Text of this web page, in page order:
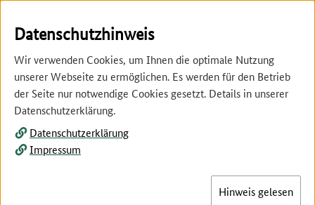
Springe
Hauptnavigation
Springe
InhaltDatenschutzhinweis
Wir verwenden Cookies, um Ihnen die optimale Nutzung
unserer Webseite zu ermöglichen. Es werden für den Betrieb
der Seite nur notwendige Cookies gesetzt. Details in unserer
Datenschutzerklärung.
Datenschutzerklärung
Impressum
Hinweis gelesen